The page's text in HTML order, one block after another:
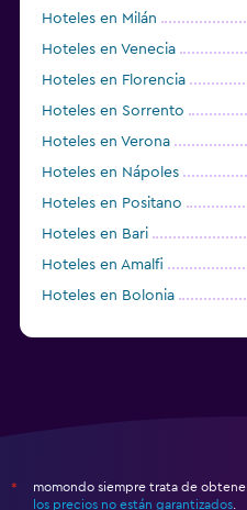
Hoteles en Milán
Hoteles en Venecia
Hoteles en Florencia
Hoteles en Sorrento
Hoteles en Verona
Hoteles en Nápoles
Hoteles en Positano
Hoteles en Bari
Hoteles en Amalfi
Hoteles en Bolonia
*
momondo siempre trata de
los precios no están garantizados